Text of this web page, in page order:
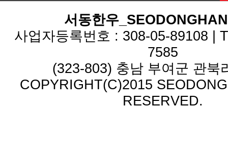
서동한우
사업자등록번호 : 308-05-89108 |
7585
(323-803) 충남 부여군 관북
COPYRIGHT(C)2015
RESERVED.